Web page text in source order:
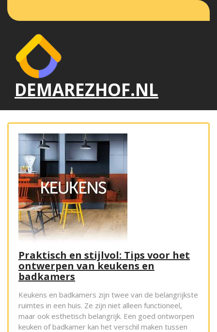
de
DEMAREZHOF.NL
Praktisch en stijlvol: Tips voor het
ontwerpen van keukens en
badkamers
Keukens en badkamers zijn twee van de belangrijkste
ruimtes in een huis. Ze zijn niet alleen functioneel,
maar ook esthetisch belangrijk. Een goed ontworpen
keuken of badkamer kan het verschil maken tussen